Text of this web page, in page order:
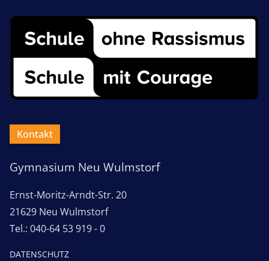
Kontakt
Gymnasium Neu Wulmstorf
Ernst-Moritz-Arndt-Str. 20
21629 Neu Wulmstorf
Tel.: 040-64 53 919 - 0
DATENSCHUTZ